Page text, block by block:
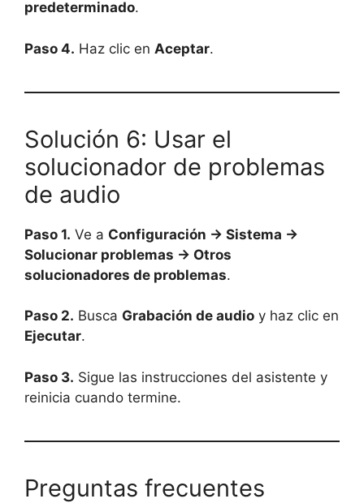
predeterminado.
Paso 4. Haz clic en Aceptar.
Solución 6: Usar el
solucionador de problemas
de audio
Paso 1. Ve a Configuración → Sistema →
Solucionar problemas → Otros
solucionadores de problemas.
Paso 2. Busca Grabación de audio y haz clic en
Ejecutar.
Paso 3. Sigue las instrucciones del asistente y
reinicia cuando termine.
Preguntas frecuentes